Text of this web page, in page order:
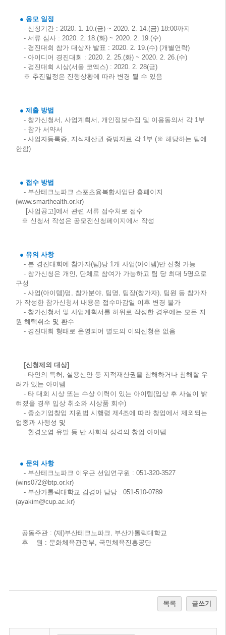
● 응모 일정
- 신청기간 : 2020. 1. 10.(금) ~ 2020. 2. 14.(금) 18:00까지
- 서류 심사 : 2020. 2. 18.(화) ~ 2020. 2. 19.(수)
- 경진대회 참가 대상자 발표 : 2020. 2. 19.(수) (개별연락)
- 아이디어 경진대회 : 2020. 2. 25.(화) ~ 2020. 2. 26.(수)
- 경진대회 시상(서울 코엑스) : 2020. 2. 28(금)
※ 추진일정은 진행상황에 따라 변경 될 수 있음
● 제출 방법
- 참가신청서, 사업계획서, 개인정보수집 및 이용동의서 각 1부
- 참가 서약서
- 사업자등록증, 지식재산권 증빙자료 각 1부 (※ 해당하는 팀에
한함)
● 접수 방법
- 부산테크노파크 스포츠융복합사업단 홈페이지
(www.smarthealth.or.kr)
[사업공고]에서 관련 서류 접수처로 접수
※ 신청서 작성은 공모전신청페이지에서 작성
● 유의 사항
- 본 경진대회에 참가자(팀)당 1개 사업(아이템)만 신청 가능
- 참가신청은 개인, 단체로 참여가 가능하고 팀 당 최대 5명으로
구성
- 사업(아이템)명, 참가분야, 팀명, 팀장(참가자), 팀원 등 참가자
가 작성한 참가신청서 내용은 접수마감일 이후 변경 불가
- 참가신청서 및 사업계획서를 허위로 작성한 경우에는 모든 지
원 혜택취소 및 환수
- 경진대회 형태로 운영되어 별도의 이의신청은 없음
[신청제외 대상]
- 타인의 특허, 실용신안 등 지적재산권을 침해하거나 침해할 우
려가 있는 아이템
- 타 대회 시상 또는 수상 이력이 있는 아이템(입상 후 사실이 밝
혀졌을 경우 입상 취소와 시상품 회수)
- 중소기업창업 지원법 시행령 제4조에 따라 창업에서 제외되는
업종과 사행성 및
환경오염 유발 등 반 사회적 성격의 창업 아이템
● 문의 사항
- 부산테크노파크 이우근 선임연구원 : 051-320-3527
(wins072@btp.or.kr)
- 부산가톨릭대학교 김경아 담당 : 051-510-0789
(ayakim@cup.ac.kr)
공동주관 : (재)부산테크노파크, 부산가톨릭대학교
후 원 : 문화체육관광부, 국민체육진흥공단
목록 글쓰기